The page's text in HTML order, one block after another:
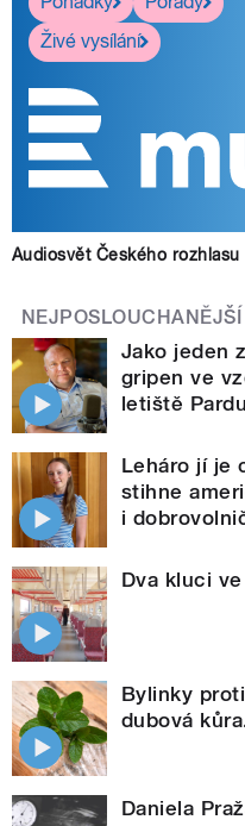
Živé vysílání
Audiosvět Českého
NEJPOSLOUCHANĚJŠÍ
Jako jeden
gripen ve
letiště
Leháro jí je
stihne
i
Dva kluci
Bylinky
dubová
Daniela